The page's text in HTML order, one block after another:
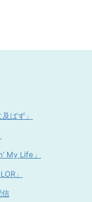
ばず」
My Life」
」
信